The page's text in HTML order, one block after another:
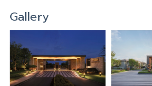
Gallery